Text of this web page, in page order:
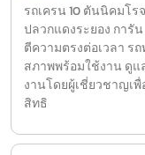
รถเครน 10 ตันนิคมโร
ปลวกแดงระยอง การัน
ตีความตรงต่อเวลา ร
สภาพพร้อมใช้งาน ดูแ
งานโดยผู้เชี่ยวชาญเพื่
สิทธิ